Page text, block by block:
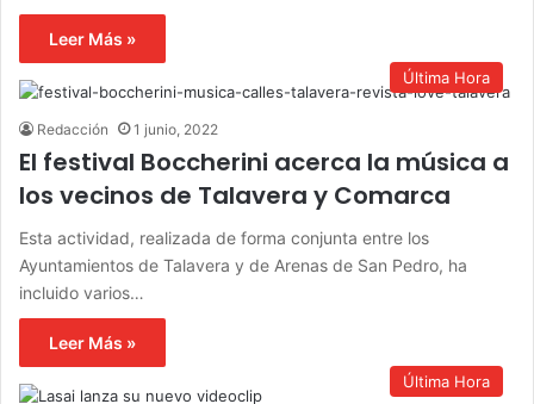
Leer Más »
Última Hora
Redacción 1 junio, 2022
El festival Boccherini acerca la música a
los vecinos de Talavera y Comarca
Esta actividad, realizada de forma conjunta entre los
Ayuntamientos de Talavera y de Arenas de San Pedro, ha
incluido varios…
Leer Más »
Última Hora